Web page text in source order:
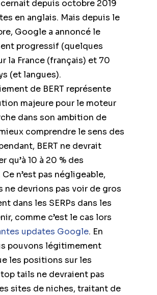
depuis octobre 2019
en anglais. Mais depuis le
Google a annoncé le
progressif (quelques
la France (français) et 70
(et langues).
de BERT représente
majeure pour le moteur
dans son ambition de
comprendre le sens des
BERT ne devrait
qu’à 10 à 20 % des
n’est pas négligeable,
ne devrions pas voir de gros
dans les SERPs dans les
comme c’est le cas lors
updates Google. En
pouvons légitimement
les positions sur les
tails ne devraient pas
sites de niches, traitant de